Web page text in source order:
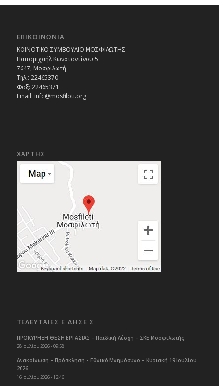
ΕΠΙΚΟΙΝΩΝΙΑ
ΚΟΙΝΟΤΙΚΟ ΣΥΜΒΟΥΛΙΟ ΜΟΣΦΙΛΩΤΗΣ
Παπαμιχαήλ Κωνσταντίνου 5
7647, Μοσφιλωτή
Τηλ : 22465370
Φαξ: 22465371
Email: info@mosfiloti.org
ΧΑΡΤΗΣ
ΤΕΛΕΥΤΑΙΕΣ ΕΙΔΗΣΕΙΣ
ΠΡΟΚΥΡΗΞΗ ΘΕΣΗ ΕΡΓΑΣΙΑΣ – Παιδική Λέσχη – ΣΚΕ Μοσφιλωτής
28 Ιουλίου 2026 - 09:58
Ανακοίνωση – Πρόσκληση – Εθνικό Μνημόσυνο – Κυριακή 19 Ιουλίου
2026
16 Ιουλίου 2026 - 12:46